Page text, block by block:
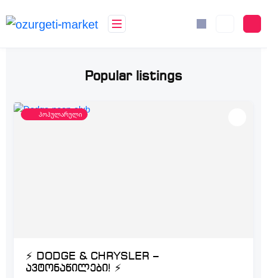
Popular listings
პოპულარული
⚡ DODGE & CHRYSLER –
ავტონაწილები! ⚡